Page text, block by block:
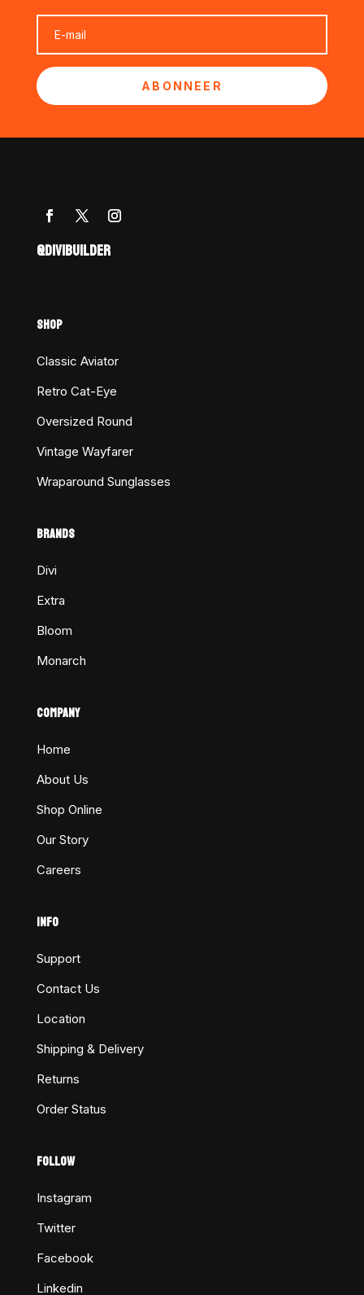
ABONNEER
@DIVIBUILDER
SHOP
Classic Aviator
Retro Cat-Eye
Oversized Round
Vintage Wayfarer
Wraparound Sunglasses
BRANDS
Divi
Extra
Bloom
Monarch
COMPANY
Home
About Us
Shop Online
Our Story
Careers
INFO
Support
Contact Us
Location
Shipping & Delivery
Returns
Order Status
FOLLOW
Instagram
Twitter
Facebook
Linkedin